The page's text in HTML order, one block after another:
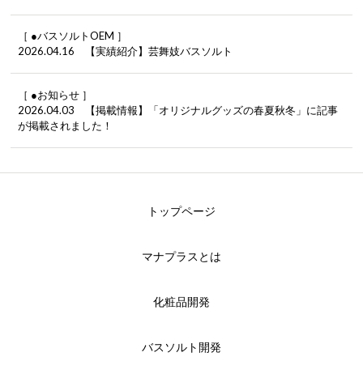
［ ●バスソルトOEM ］
2026.04.16 【実績紹介】芸舞妓バスソルト
［ ●お知らせ ］
2026.04.03 【掲載情報】「オリジナルグッズの春夏秋冬」に記事
が掲載されました！
トップページ
マナプラスとは
化粧品開発
バスソルト開発